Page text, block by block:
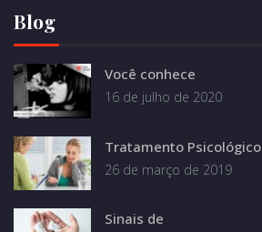
Blog
Você conhece
16 de julho de 2020
Tratamento Psicológico
26 de março de 2019
Sinais de